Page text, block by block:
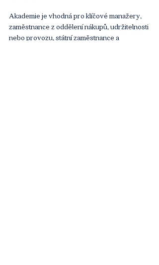
Akademie je vhodná pro klíčové manažery,
zaměstnance z oddělení nákupů, udržitelnosti
nebo provozu, státní zaměstnance a